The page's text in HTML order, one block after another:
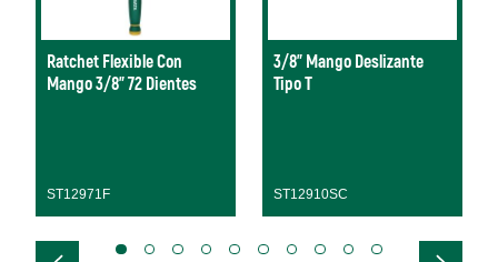
Ratchet Flexible Con
Mango 3/8” 72 Dientes
ST12971F
3/8" Mango Deslizante
Tipo T
ST12910SC